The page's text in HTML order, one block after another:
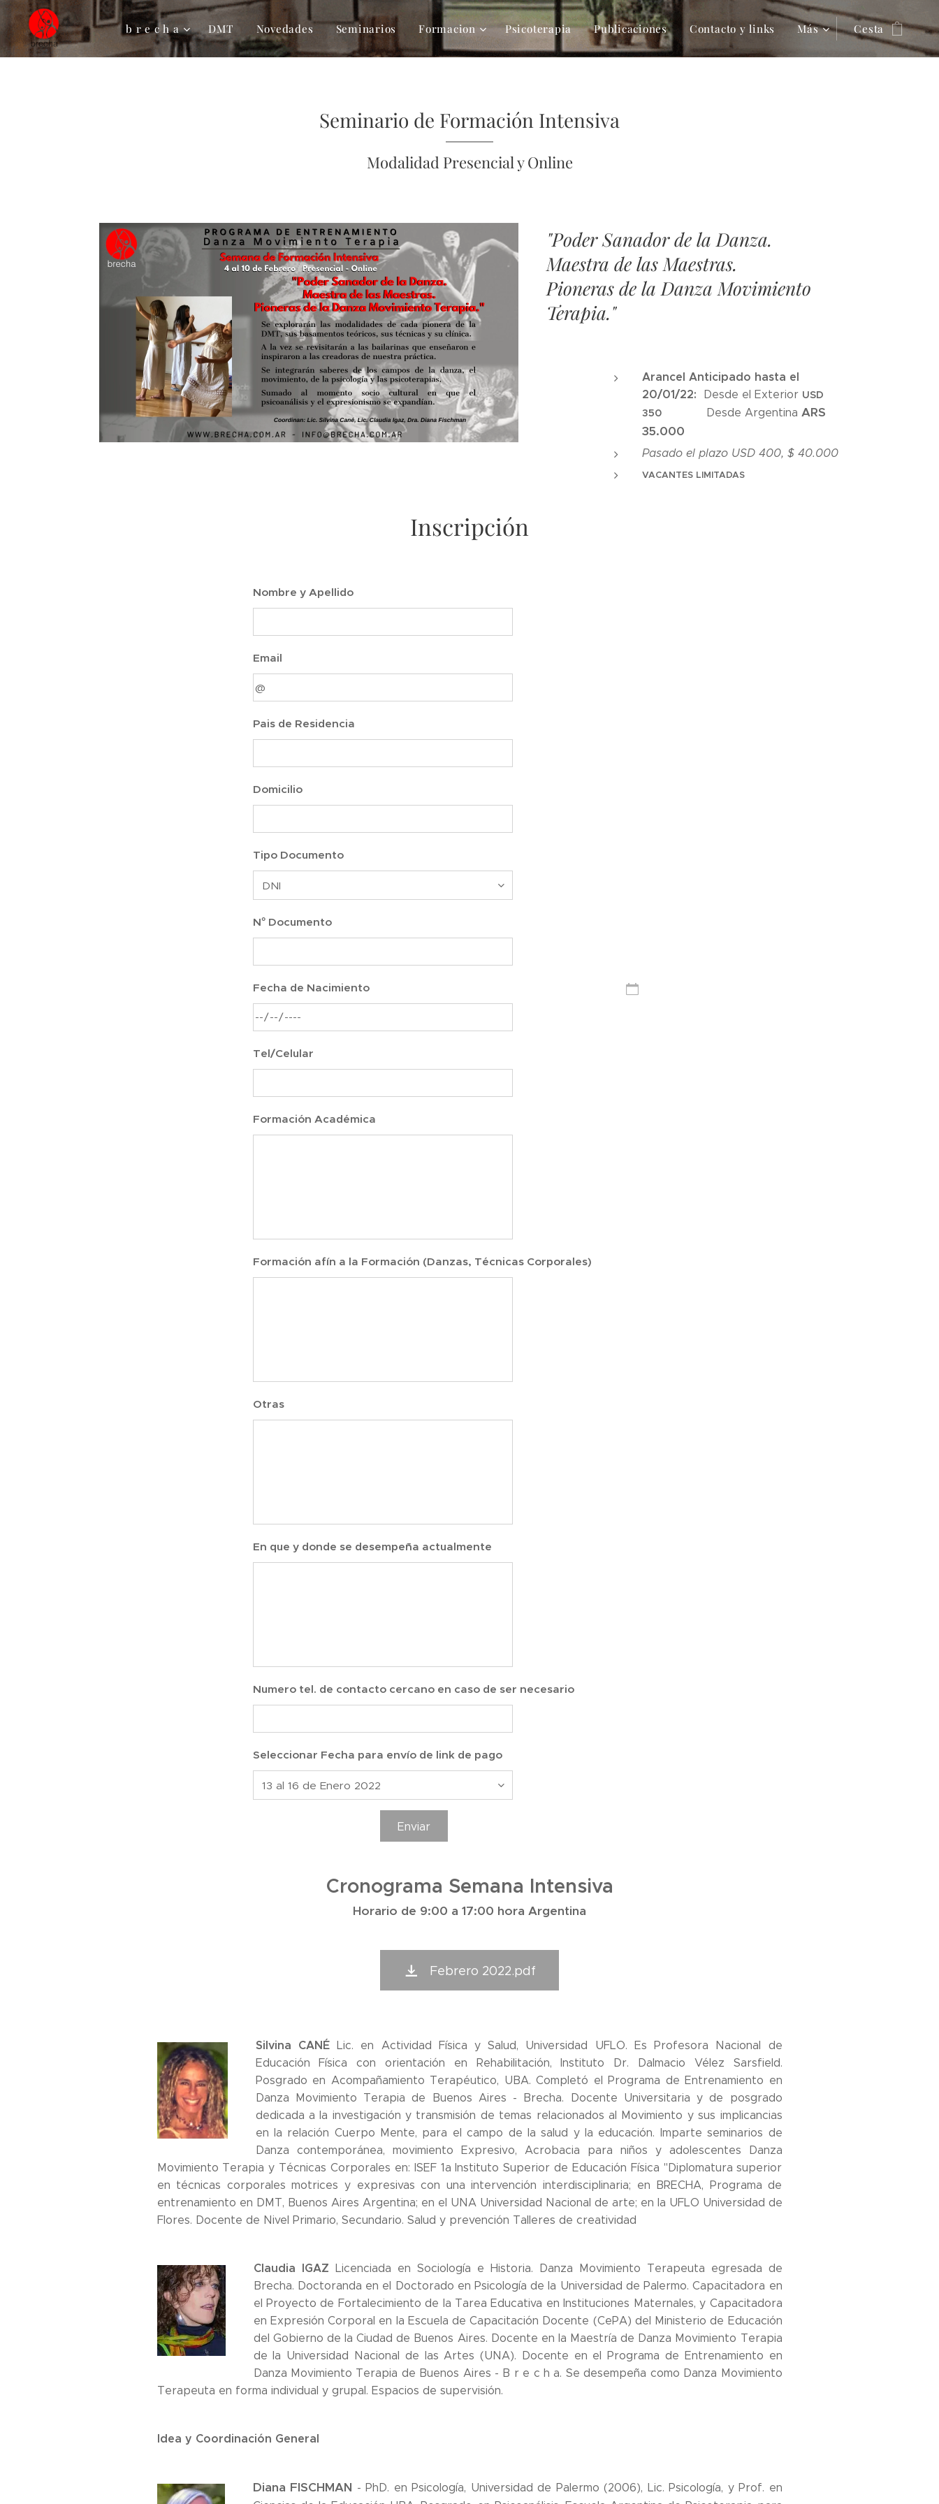
b r e c h a DMT Novedades Seminarios Formacion Psicoterapia Publicaciones Contacto y links Más Cesta
Seminario de Formación Intensiva
Modalidad Presencial y Online
"Poder Sanador de la Danza.
Maestra de las Maestras.
Pioneras de la Danza Movimiento
Terapia."
Arancel Anticipado hasta el
20/01/22: Desde el Exterior USD
350 Desde Argentina ARS
35.000
Pasado el plazo USD 400, $ 40.000
VACANTES LIMITADAS
Inscripción
Nombre y Apellido
Email
Pais de Residencia
Domicilio
Tipo Documento
N° Documento
Fecha de Nacimiento
Tel/Celular
Formación Académica
Formación afín a la Formación (Danzas, Técnicas Corporales)
Otras
En que y donde se desempeña actualmente
Numero tel. de contacto cercano en caso de ser necesario
Seleccionar Fecha para envío de link de pago
Enviar
Cronograma Semana Intensiva
Horario de 9:00 a 17:00 hora Argentina
Febrero 2022.pdf
Silvina CANÉLic. en Actividad Física y Salud, Universidad UFLO. Es Profesora Nacional de
Educación Física con orientación en Rehabilitación, Instituto Dr. Dalmacio Vélez Sarsfield.
Posgrado en Acompañamiento Terapéutico, UBA. Completó el Programa de Entrenamiento en
Danza Movimiento Terapia de Buenos Aires - Brecha. Docente Universitaria y de posgrado
dedicada a la investigación y transmisión de temas relacionados al Movimiento y sus implicancias
en la relación Cuerpo Mente, para el campo de la salud y la educación. Imparte seminarios de
Danza contemporánea, movimiento Expresivo, Acrobacia para niños y adolescentes Danza
Movimiento Terapia y Técnicas Corporales en: ISEF 1a Instituto Superior de Educación Física "Diplomatura superior
en técnicas corporales motrices y expresivas con una intervención interdisciplinaria; en BRECHA, Programa de
entrenamiento en DMT, Buenos Aires Argentina; en el UNA Universidad Nacional de arte; en la UFLO Universidad de
Flores. Docente de Nivel Primario, Secundario. Salud y prevención Talleres de creatividad
Claudia IGAZ Licenciada en Sociología e Historia. Danza Movimiento Terapeuta egresada de
Brecha. Doctoranda en el Doctorado en Psicología de la Universidad de Palermo. Capacitadora en
el Proyecto de Fortalecimiento de la Tarea Educativa en Instituciones Maternales, y Capacitadora
en Expresión Corporal en la Escuela de Capacitación Docente (CePA) del Ministerio de Educación
del Gobierno de la Ciudad de Buenos Aires. Docente en la Maestría de Danza Movimiento Terapia
de la Universidad Nacional de las Artes (UNA). Docente en el Programa de Entrenamiento en
Danza Movimiento Terapia de Buenos Aires - B r e c h a. Se desempeña como Danza Movimiento
Terapeuta en forma individual y grupal. Espacios de supervisión.
Idea y Coordinación General
Diana FISCHMAN - PhD. en Psicología, Universidad de Palermo (2006), Lic. Psicología, y Prof. en